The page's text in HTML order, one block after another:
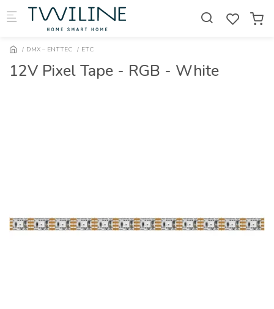
Skip to main content
DMX – ENTTEC ETC
12V Pixel Tape - RGB - White